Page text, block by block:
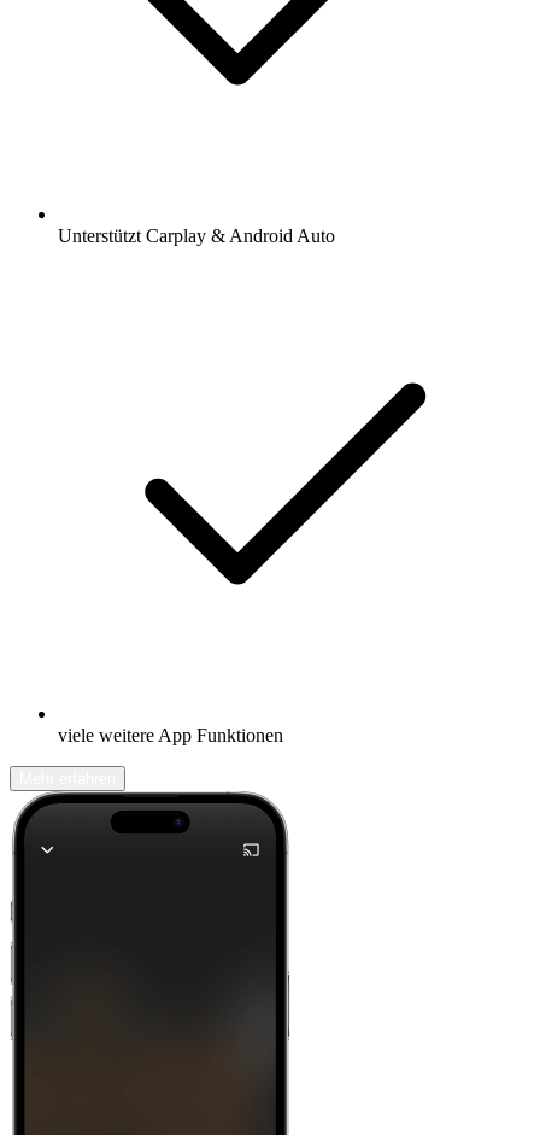
Unterstützt Carplay & Android Auto
viele weitere App Funktionen